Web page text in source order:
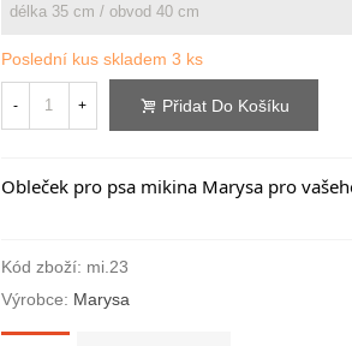
Poslední kus skladem 3 ks
- + Přidat Do Košíku
Obleček pro psa mikina Marysa pro
Kód zboží: mi.23
Výrobce: Marysa